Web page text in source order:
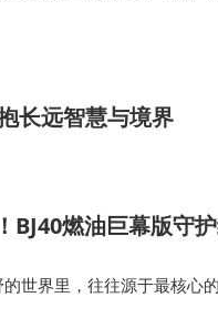
智能学习机T20、P30…
长远智慧与境界
BJ40燃油巨幕版守
世界里，往往源于最核心